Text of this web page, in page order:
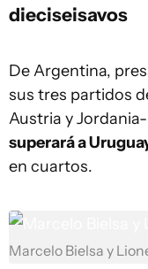
dieciseisavos
De Argentina,
sus tres partidos
Austria y
superará a
en cuartos.
Marcelo Bielsa y